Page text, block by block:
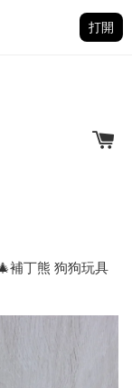
打開
補丁熊 狗狗玩具